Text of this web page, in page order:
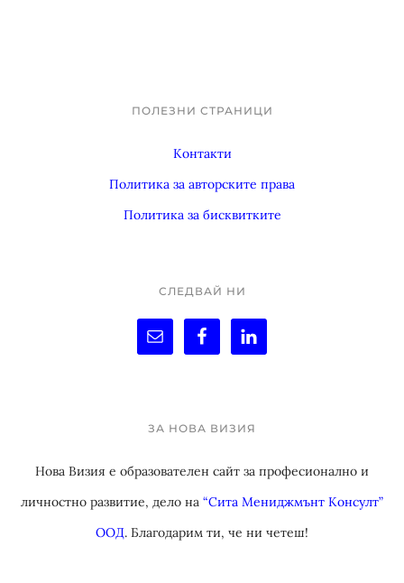
ПОЛЕЗНИ СТРАНИЦИ
Контакти
Политика за авторските права
Политика за бисквитките
СЛЕДВАЙ НИ
ЗА НОВА ВИЗИЯ
Нова Визия е образователен сайт за професионално и
личностно развитие, дело на “Сита Мениджмънт Консулт”
ООД. Благодарим ти, че ни четеш!